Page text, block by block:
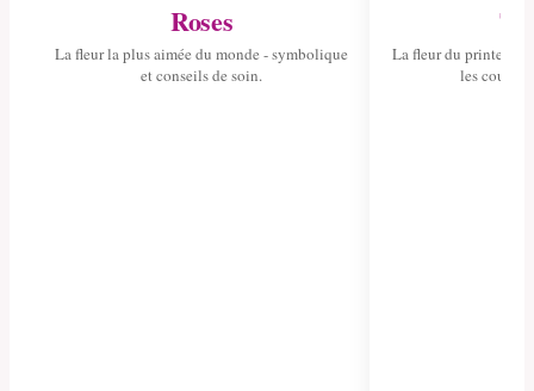
Roses
La fleur la plus aimée du monde - symbolique
et conseils de soin.
La fleur du
les